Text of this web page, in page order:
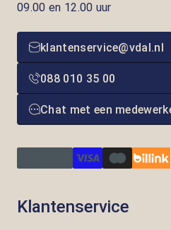
09.00 en 12.00 uur
klantenservice@vdal.nl
088 010 35 00
Chat met een
Klantenservice